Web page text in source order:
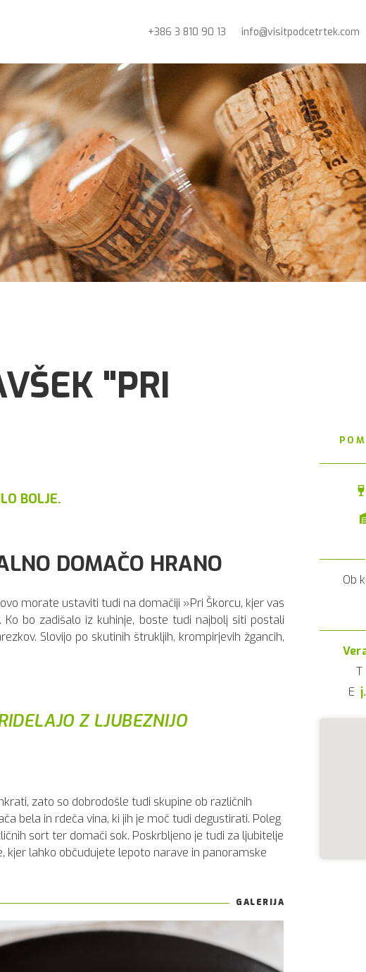
+386 3 810 90 13 info@visitpodcetrtek.com
"PRI
BOLJE.
DOMAČO HRANO
morate ustaviti tudi na domačiji »Pri Škorcu, kjer vas
bo zadišalo iz kuhinje, boste tudi najbolj siti postali
Slovijo po skutinih štrukljih, krompirjevih žgancih,
Z LJUBEZNIJO
zato so dobrodošle tudi skupine ob različnih
bela in rdeča vina, ki jih je moč tudi degustirati. Poleg
sort ter domači sok. Poskrbljeno je tudi za ljubitelje
kjer lahko občudujete lepoto narave in panoramske
GALERIJA
Ob
T
E